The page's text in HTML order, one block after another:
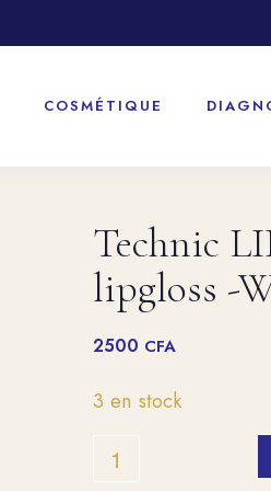
COSMÉTIQUE
Technic
lipgloss -
2500 CFA
3 en stock